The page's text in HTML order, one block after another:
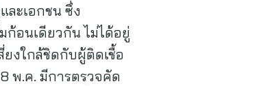
ละเอกชน ซึ่ง
ก้อนเดียวกัน ไม่ได้อยู่
งใกล้ชิดกับผู้ติดเชื้อ
พ.ค. มีการตรวจคัด